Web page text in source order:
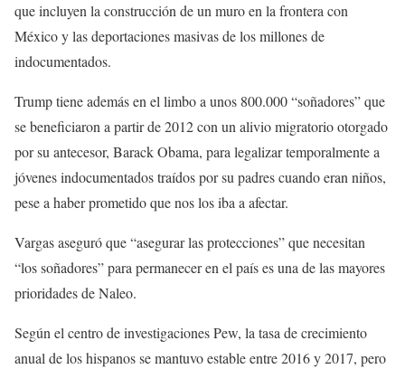
que incluyen la construcción de un muro en la frontera con
México y las deportaciones masivas de los millones de
indocumentados.
Trump tiene además en el limbo a unos 800.000 “soñadores” que
se beneficiaron a partir de 2012 con un alivio migratorio otorgado
por su antecesor, Barack Obama, para legalizar temporalmente a
jóvenes indocumentados traídos por su padres cuando eran niños,
pese a haber prometido que nos los iba a afectar.
Vargas aseguró que “asegurar las protecciones” que necesitan
“los soñadores” para permanecer en el país es una de las mayores
prioridades de Naleo.
Según el centro de investigaciones Pew, la tasa de crecimiento
anual de los hispanos se mantuvo estable entre 2016 y 2017, pero